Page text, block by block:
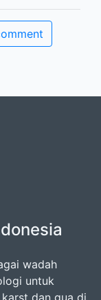
wadah
untuk
dan gua di